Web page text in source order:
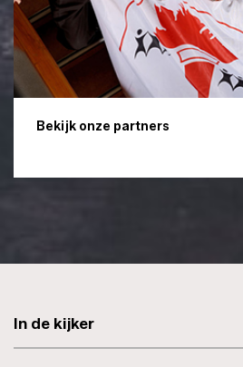
Bekijk onze partners
In de kijker